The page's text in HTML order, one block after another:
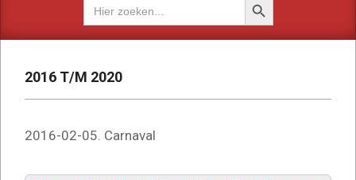
naar:
2016 T/M 2020
2016-02-05. Carnaval